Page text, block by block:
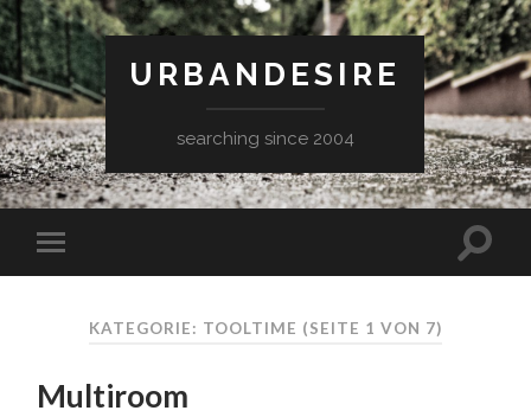
URBANDESIRE
searching since 2004
KATEGORIE: TOOLTIME (SEITE 1 VON 7)
Multiroom